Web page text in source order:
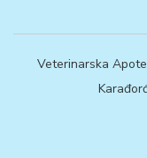
Veterinarska